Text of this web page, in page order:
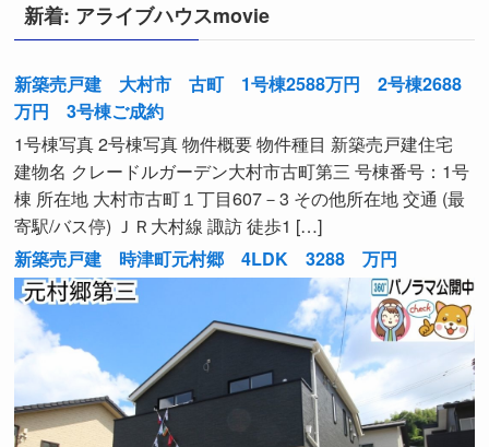
新着: アライブハウスmovie
新築売戸建 大村市 古町 1号棟2588万円 2号棟2688
万円 3号棟ご成約
1号棟写真 2号棟写真 物件概要 物件種目 新築売戸建住宅
建物名 クレードルガーデン大村市古町第三 号棟番号：1号
棟 所在地 大村市古町１丁目607－3 その他所在地 交通 (最
寄駅/バス停) ＪＲ大村線 諏訪 徒歩1 […]
新築売戸建 時津町元村郷 4LDK 3288 万円